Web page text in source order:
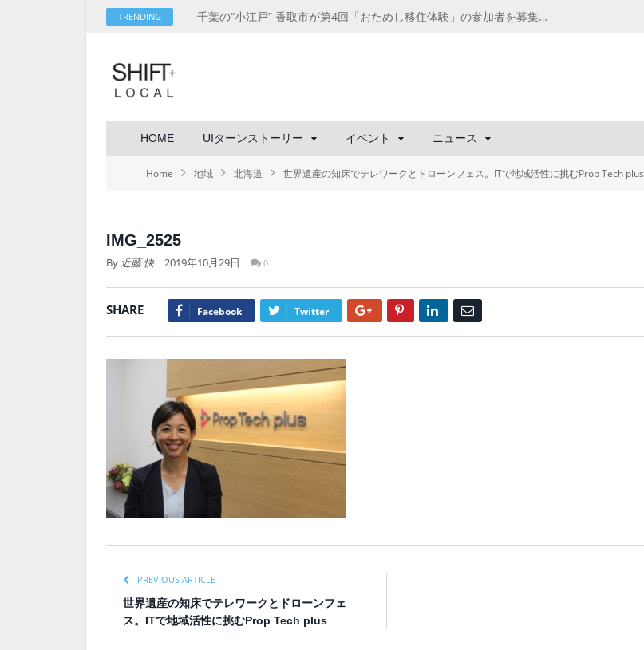
TRENDING 千葉の“小江戸” 香取市が第4回「おためし移住体験」の参加者を募集中！1人1泊2,000円を補助、築100年超の古民家に宿泊も
HOME UIターンストーリー イベント ニュース
Home 地域 北海道 世界遺産の知床でテレワークとドローンフェス。ITで地域活性に挑むProp Tech plus
IMG_2525
By 近藤 快 2019年10月29日 0
SHARE Facebook Twitter Google+ Pinterest LinkedIn
PREVIOUS ARTICLE
世界遺産の知床でテレワークとドローンフェ
ス。ITで地域活性に挑むProp Tech plus